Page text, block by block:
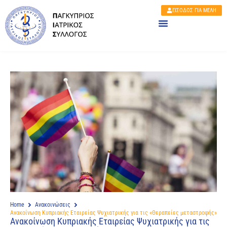
ΕΙΣΟΔΟΣ ΓΙΑ ΜΕΛΗ
Home
Ανακοινώσεις
Ανακοίνωση Κυπριακής Εταιρείας Ψυχιατρικής για τις «Θεραπείες μεταστροφής»
Ανακοίνωση Κυπριακής Εταιρείας Ψυχιατρικής για τις